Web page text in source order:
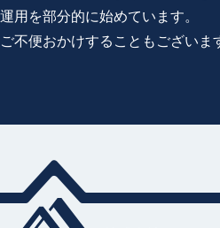
運用を部分的に始めています。
ご不便おかけすることもございま